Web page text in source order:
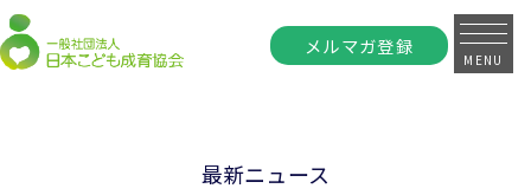
メルマガ登録
MENU
最新ニュース